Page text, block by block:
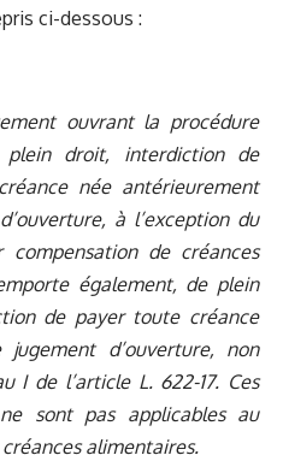
ci-dessous :
ouvrant la procédure
plein droit, interdiction de
née antérieurement
à l’exception du
compensation de créances
également, de plein
de payer toute créance
d’ouverture, non
I de l’article L. 622-17. Ces
sont pas applicables au
alimentaires.